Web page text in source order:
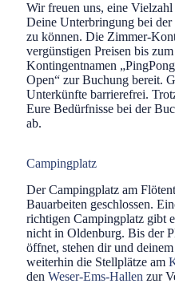
Wir freuen uns, eine
Deine Unterbringung bei
zu können. Die Zimmer-
vergünstigen Preisen bis
Kontingentnamen
Open“ zur Buchung bereit.
Unterkünfte barrierefrei.
Eure Bedürfnisse bei der
ab.
Campingplatz
Der Campingplatz am
Bauarbeiten geschlossen.
richtigen Campingplatz gibt
nicht in Oldenburg. Bis der
öffnet, stehen dir und
weiterhin die Stellplätze am
denWeser-Ems-Hallen zur